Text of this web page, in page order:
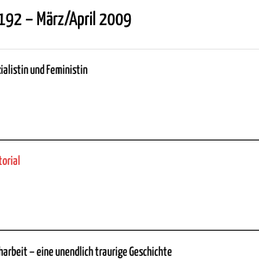
– März/April 2009
und Feministin
– eine unendlich traurige Geschichte